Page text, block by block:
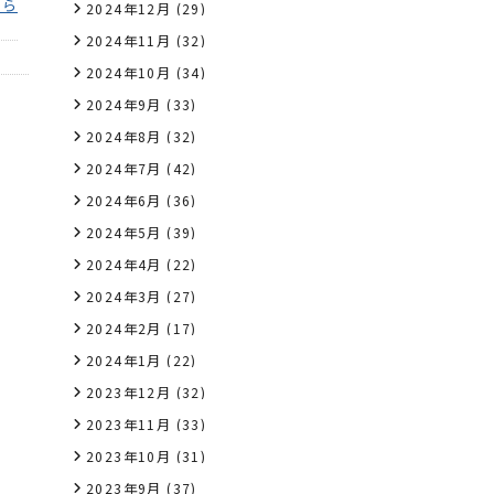
2024年12月 (29)
2024年11月 (32)
2024年10月 (34)
2024年9月 (33)
2024年8月 (32)
2024年7月 (42)
2024年6月 (36)
2024年5月 (39)
2024年4月 (22)
2024年3月 (27)
2024年2月 (17)
2024年1月 (22)
2023年12月 (32)
2023年11月 (33)
2023年10月 (31)
2023年9月 (37)